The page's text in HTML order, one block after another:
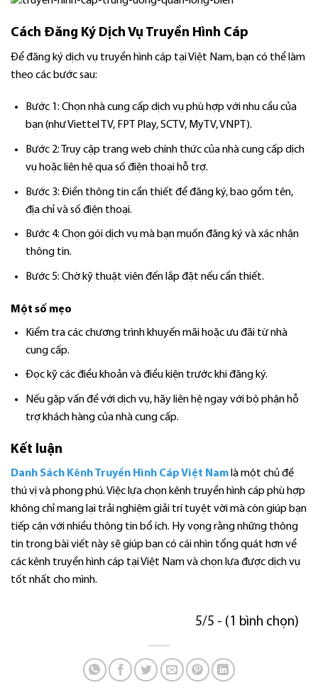
Cách Đăng Ký Dịch Vụ Truyền Hình Cáp
Để đăng ký dịch vụ truyền hình cáp tại Việt Nam, bạn có thể làm
theo các bước sau:
Bước 1: Chọn nhà cung cấp dịch vụ phù hợp với nhu cầu của
bạn (như Viettel TV, FPT Play, SCTV, MyTV, VNPT).
Bước 2: Truy cập trang web chính thức của nhà cung cấp dịch
vụ hoặc liên hệ qua số điện thoại hỗ trợ.
Bước 3: Điền thông tin cần thiết để đăng ký, bao gồm tên,
địa chỉ và số điện thoại.
Bước 4: Chọn gói dịch vụ mà bạn muốn đăng ký và xác nhận
thông tin.
Bước 5: Chờ kỹ thuật viên đến lắp đặt nếu cần thiết.
Một số mẹo
Kiểm tra các chương trình khuyến mãi hoặc ưu đãi từ nhà
cung cấp.
Đọc kỹ các điều khoản và điều kiện trước khi đăng ký.
Nếu gặp vấn đề với dịch vụ, hãy liên hệ ngay với bộ phận hỗ
trợ khách hàng của nhà cung cấp.
Kết luận
Danh Sách Kênh Truyền Hình Cáp Việt Nam là một chủ đề
thú vị và phong phú. Việc lựa chọn kênh truyền hình cáp phù hợp
không chỉ mang lại trải nghiệm giải trí tuyệt vời mà còn giúp bạn
tiếp cận với nhiều thông tin bổ ích. Hy vọng rằng những thông
tin trong bài viết này sẽ giúp bạn có cái nhìn tổng quát hơn về
các kênh truyền hình cáp tại Việt Nam và chọn lựa được dịch vụ
tốt nhất cho mình.
5/5 - (1 bình chọn)